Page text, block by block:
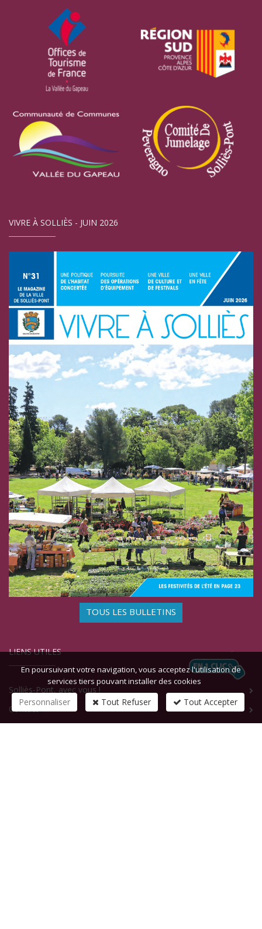
VIVRE À SOLLIÈS - JUIN 2026
TOUS LES BULLETINS
LIENS UTILES
Solliès-Pont, avec vous !
Contact
En poursuivant votre navigation, vous acceptez l'utilisation de
services tiers pouvant installer des cookies
Personnaliser Tout Refuser Tout Accepter